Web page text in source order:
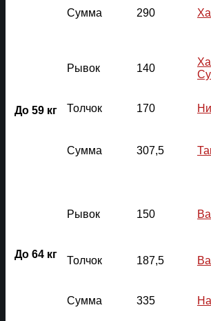
Сумма 290
До 59 кг
Рывок 140
Толчок 170
Сумма 307,5
До 64 кг
Рывок 150
Толчок 187,5
Сумма 335